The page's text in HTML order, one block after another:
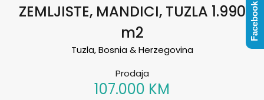
ZEMLJISTE, MANDICI, TUZLA 1.990
m2
Tuzla, Bosnia & Herzegovina
Prodaja
107.000 KM
Facebook